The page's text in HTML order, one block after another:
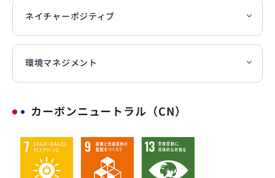
ネイチャーポジティブ
環境マネジメント
カーボンニュートラル（CN）